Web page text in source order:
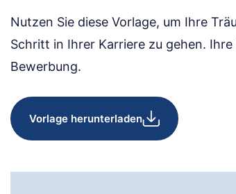
Nutzen Sie diese Vorlage, um Ihre
Schritt in Ihrer Karriere zu gehen.
Bewerbung.
Vorlage herunterladen